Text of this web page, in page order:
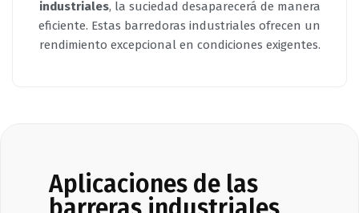
industriales, la suciedad desaparecerá de manera
eficiente. Estas barredoras industriales ofrecen un
rendimiento excepcional en condiciones exigentes.
Aplicaciones de las